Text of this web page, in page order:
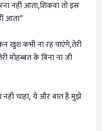
नही आता,शिकवा तो इस
आता”
खुश कभी ना रह पाएंगे,तेरी
मोहब्बत के बिना ना जी
नही चाहा, ये और बात है मुझे